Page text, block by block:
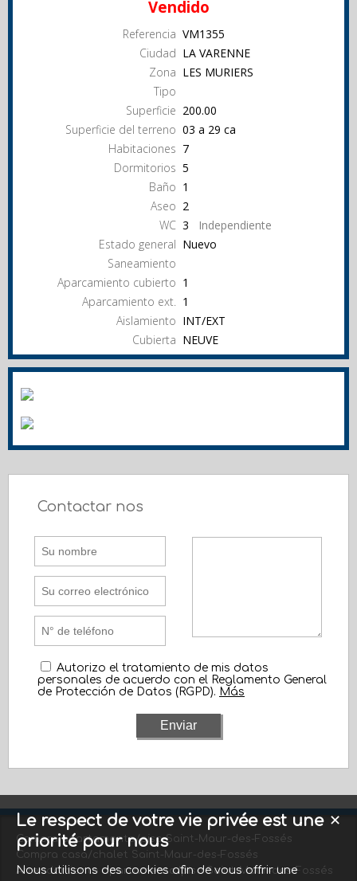
Vendido
Referencia VM1355
Ciudad LA VARENNE
Zona LES MURIERS
Tipo
Superficie 200.00
Superficie del terreno 03 a 29 ca
Habitaciones 7
Dormitorios 5
Baño 1
Aseo 2
WC 3
Independiente
Estado general Nuevo
Saneamiento
Aparcamiento cubierto 1
Aparcamiento ext. 1
Aislamiento INT/EXT
Cubierta NEUVE
Contactar nos
Autorizo el tratamiento de mis datos
personales de acuerdo con el Reglamento General
de Protección de Datos (RGPD). Más
Compra apartamento/piso Saint-Maur-des-Fossés
Compra casa/chalet Saint-Maur-des-Fossés
Arrendamiento apartamento/piso Saint-Maur-des-Fossés
✕
Le respect de votre vie privée est une
priorité pour nous
Nous utilisons des cookies afin de vous offrir une